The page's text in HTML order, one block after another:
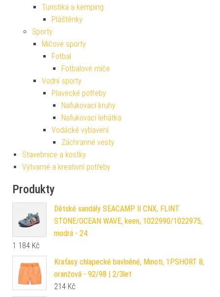
Turistika a kemping
Pláštěnky
Sporty
Míčové sporty
Fotbal
Fotbalové míče
Vodní sporty
Plavecké potřeby
Nafukovací kruhy
Nafukovací lehátka
Vodácké vybavení
Záchranné vesty
Stavebnice a kostky
Výtvarné a kreativní potřeby
Produkty
Dětské sandály SEACAMP II CNX, FLINT
STONE/OCEAN WAVE, keen, 1022990/1022975,
modrá - 24
1 184 Kč
Kraťasy chlapecké bavlněné, Minoti, 1PSHORT 8,
oranžová - 92/98 | 2/3let
214 Kč